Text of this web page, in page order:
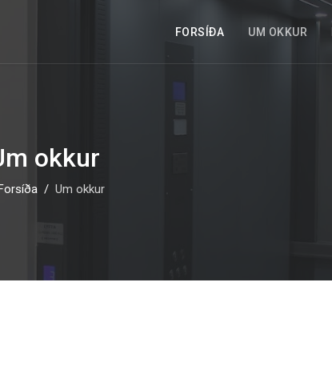
FORSÍÐA UM OKKUR
okkur
Um okkur